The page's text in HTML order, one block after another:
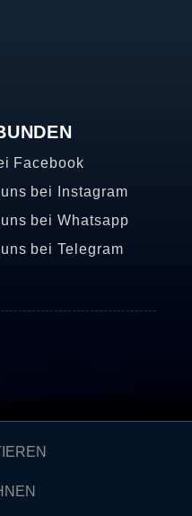
Facebook
bei Instagram
bei Whatsapp
bei Telegram
Maßnahmen ein, um
die Ware oder
Verifizierung im